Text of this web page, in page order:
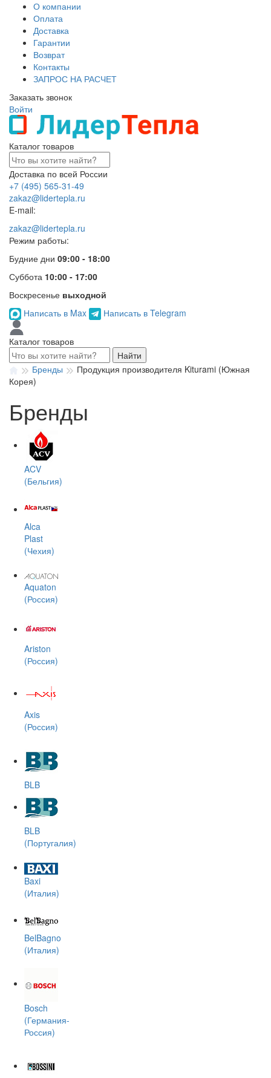
О компании
Оплата
Доставка
Гарантии
Возврат
Контакты
ЗАПРОС НА РАСЧЕТ
Заказать звонок
Войти
Каталог товаров
Доставка по всей России
+7 (495) 565-31-49
zakaz@lidertepla.ru
E-mail:
zakaz@lidertepla.ru
Режим работы:
Будние дни 09:00 - 18:00
Суббота 10:00 - 17:00
Воскресенье выходной
Написать в Max
Написать в Telegram
Каталог товаров
Найти
Бренды
Продукция производителя Kiturami (Южная
Корея)
Бренды
ACV
(Бельгия)
Alca
Plast
(Чехия)
Aquaton
(Россия)
Ariston
(Россия)
Axis
(Россия)
BLB
BLB
(Португалия)
Baxi
(Италия)
BelBagno
(Италия)
Bosch
(Германия-
Россия)